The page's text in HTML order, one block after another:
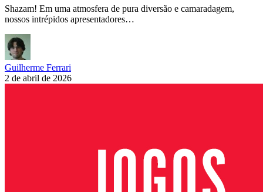
Shazam! Em uma atmosfera de pura diversão e camaradagem,
nossos intrépidos apresentadores…
Guilherme Ferrari
2 de abril de 2026